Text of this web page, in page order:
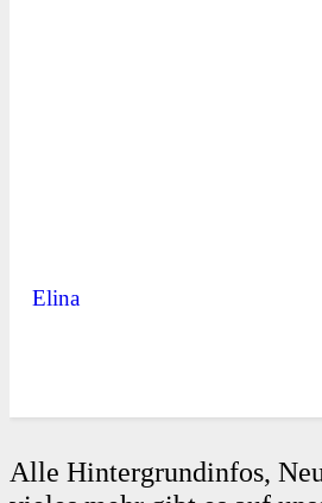
Elina
Alle Hintergrundinfos,